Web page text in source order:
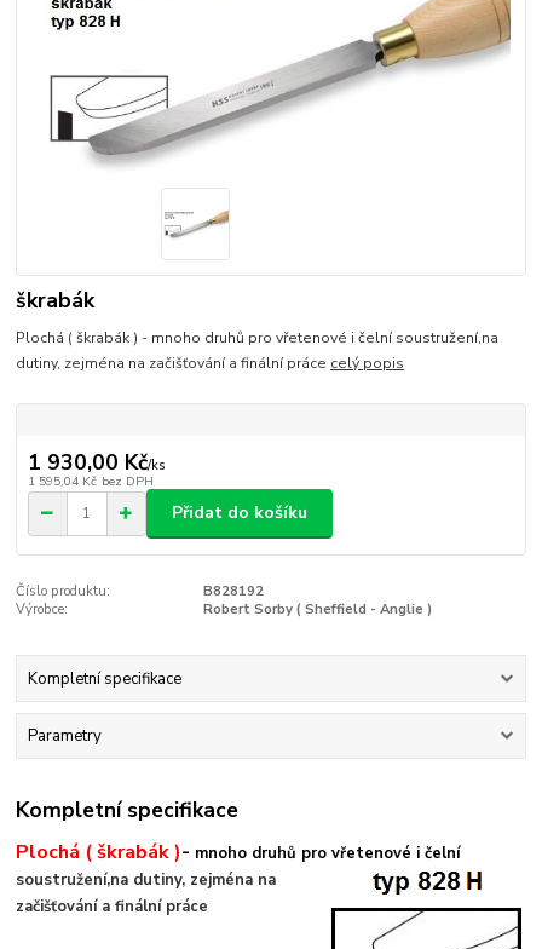
škrabák
Plochá ( škrabák ) - mnoho druhů pro vřetenové i čelní soustružení,na
dutiny, zejména na začišťování a finální práce celý popis
1 930,00 Kč/ks
1 595,04 Kč bez DPH
Přidat do košíku
Číslo produktu:
B828192
Výrobce:
Robert Sorby ( Sheffield - Anglie )
Kompletní specifikace
Parametry
Kompletní specifikace
Plochá ( škrabák)- mnoho druhů pro vřetenové i čelní
soustružení,na dutiny, zejména na
začišťování a finální práce